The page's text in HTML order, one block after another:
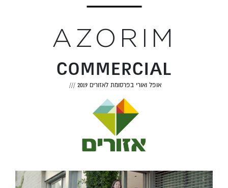
AZORIM
COMMERCIAL
אופל ואורי בפרסומת לאזורים 2019 ///